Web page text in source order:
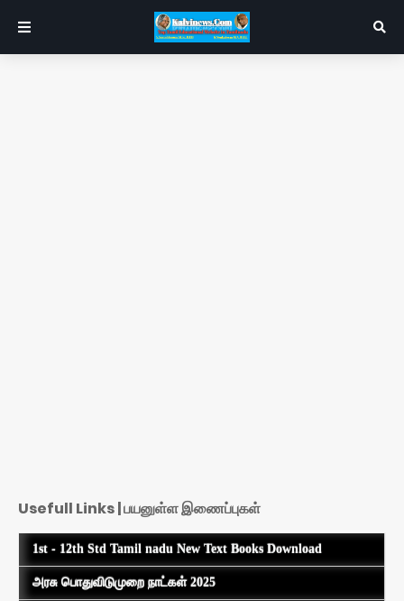
Usefull Links | பயனுள்ள இணைப்புகள்
1st - 12th Std Tamil nadu New Text Books Download
அரசு பொதுவிடுமுறை நாட்கள் 2025